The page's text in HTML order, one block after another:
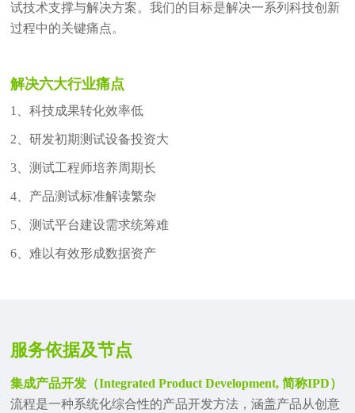
试技术支撑与解决方案。我们的目标是解决一系列科技创新
过程中的关键痛点。
解决六大行业痛点
1、科技成果转化效率低
2、研发初期测试设备投资大
3、测试工程师培养周期长
4、产品测试标准解读繁杂
5、测试平台建设需求统筹难
6、难以有效形成数据资产
服务依据及节点
集成产品开发（Integrated Product Development, 简称IPD）
流程是一种系统化综合性的产品开发方法，涵盖产品从创意